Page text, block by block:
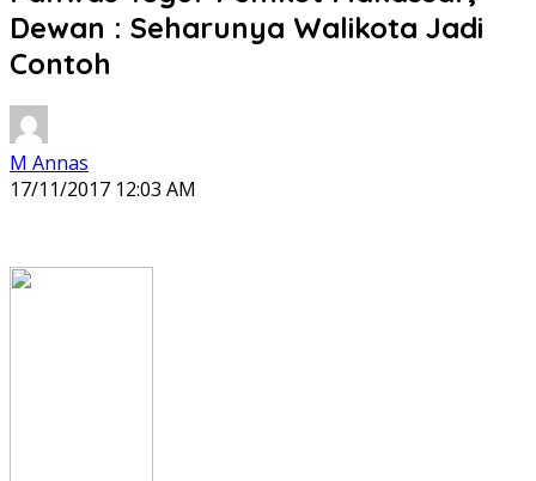
Dewan : Seharunya Walikota Jadi
Contoh
M Annas
17/11/2017 12:03 AM